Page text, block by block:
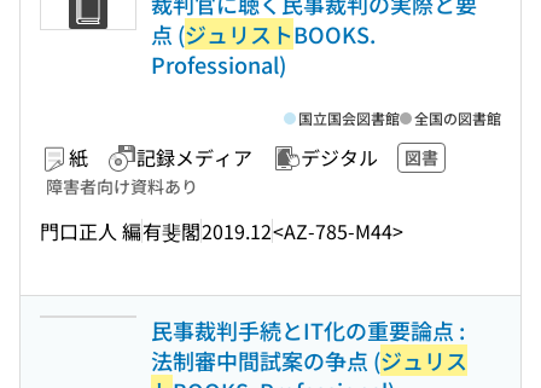
点 (ジュリストBOOKS.
Professional)
紙 記録メディア デジタル
図書
障害者向け資料あり
門口正人 編有斐閣2019.12<AZ-785-M44>
国立国会図書館 全国の図書館
民事裁判手続とIT化の重要論点 :
法制審中間試案の争点 (ジュリス